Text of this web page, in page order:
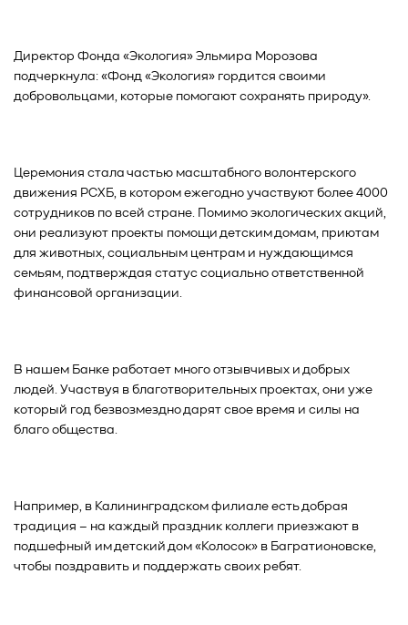
Директор Фонда «Экология» Эльмира Морозова
подчеркнула: «Фонд «Экология» гордится своими
добровольцами, которые помогают сохранять природу».
Церемония стала частью масштабного волонтерского
движения РСХБ, в котором ежегодно участвуют более 4000
сотрудников по всей стране. Помимо экологических акций,
они реализуют проекты помощи детским домам, приютам
для животных, социальным центрам и нуждающимся
семьям, подтверждая статус социально ответственной
финансовой организации.
В нашем Банке работает много отзывчивых и добрых
людей. Участвуя в благотворительных проектах, они уже
который год безвозмездно дарят свое время и силы на
благо общества.
Например, в Калининградском филиале есть добрая
традиция – на каждый праздник коллеги приезжают в
подшефный им детский дом «Колосок» в Багратионовске,
чтобы поздравить и поддержать своих ребят.